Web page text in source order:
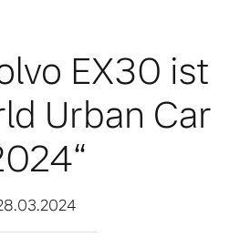
EX30 ist
Urban Car